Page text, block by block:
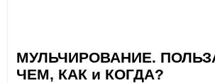
МУЛЬЧИРОВАНИЕ.
ЧЕМ, КАК и КОГДА?